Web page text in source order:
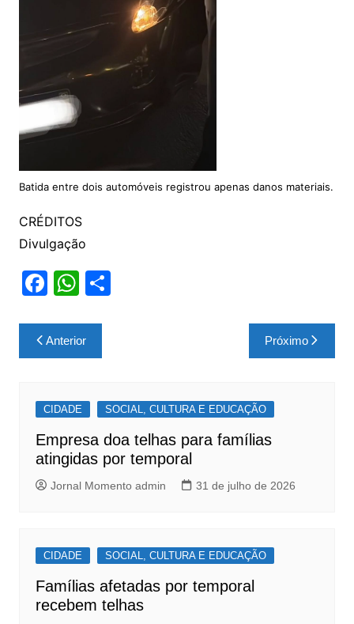
Batida entre dois automóveis registrou apenas danos materiais.
CRÉDITOS
Divulgação
F
c
e
o
o
k
W
at
s
p
p
S
Navegação
de
Anterior Próximo
CIDADE SOCIAL, CULTURA E EDUCAÇÃO
Empresa doa telhas para famílias
atingidas por temporal
Jornal Momento admin 31 de julho de 2026
CIDADE SOCIAL, CULTURA E EDUCAÇÃO
Famílias afetadas por temporal
recebem telhas